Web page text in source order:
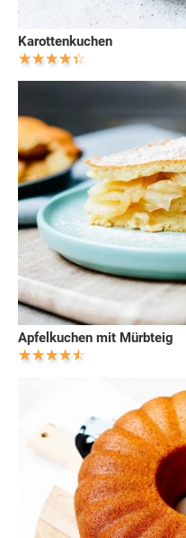
Karottenkuchen
Apfelkuchen mit Mürbteig